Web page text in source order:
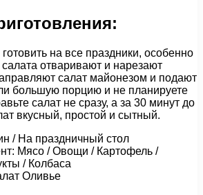
на все праздники, особенно
отваривают и нарезают
салат майонезом и подают
большую порцию и не планируете
салат не сразу, а за 30 минут до
вкусный, простой и сытный.
/ На праздничный стол
Мясо / Овощи / Картофель /
/ Колбаса
Оливье